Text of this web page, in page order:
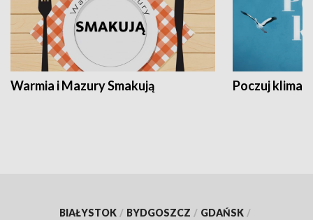
Warmia i Mazury Smakują Poczuj klimat
BIAŁYSTOK / BYDGOSZCZ / GDAŃSK /